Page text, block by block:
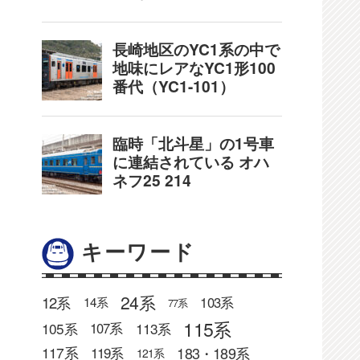
キーワード
12系 14系 24系 77系 103系
105系 107系 113系 115系
117系 119系 121系 183・189系